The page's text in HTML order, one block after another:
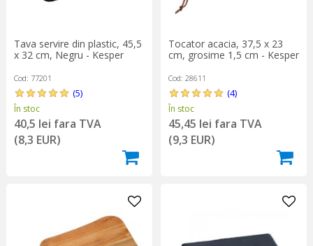
Tava servire din plastic, 45,5
x 32 cm, Negru - Kesper
Cod: 77201
(5)
În stoc
40,5 lei fara TVA
(8,3 EUR)
Tocator acacia, 37,5 x 23
cm, grosime 1,5 cm - Kesper
Cod: 28611
(4)
În stoc
45,45 lei fara TVA
(9,3 EUR)